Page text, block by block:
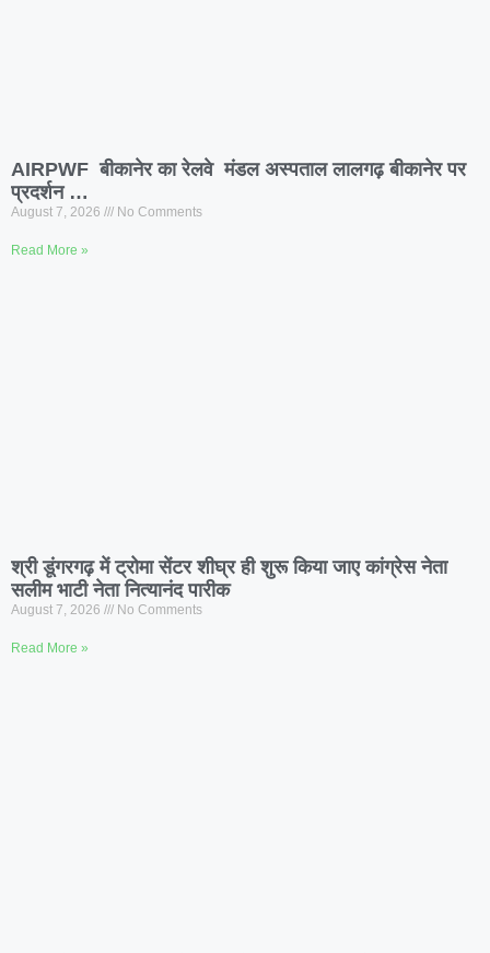
AIRPWF बीकानेर का रेलवे मंडल अस्पताल लालगढ़ बीकानेर पर
प्रदर्शन …
August 7, 2026 No Comments
Read More »
श्री डूंगरगढ़ में ट्रोमा सेंटर शीघ्र ही शुरू किया जाए कांग्रेस नेता
सलीम भाटी नेता नित्यानंद पारीक
August 7, 2026 No Comments
Read More »